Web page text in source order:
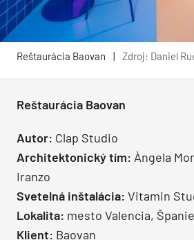
Reštaurácia Baovan | Zdroj: Daniel
Reštaurácia Baovan
Autor: Clap Studio
Architektonický tím: Àngela
Iranzo
Svetelná inštalácia: Vitamin
Lokalita: mesto Valencia,
Klient: Baovan